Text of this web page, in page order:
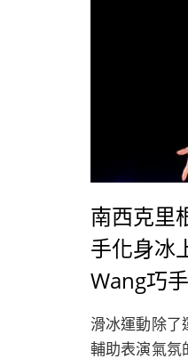
南西克里
手化身冰
Wang巧
滑冰運動除了
輔助表演氣氛